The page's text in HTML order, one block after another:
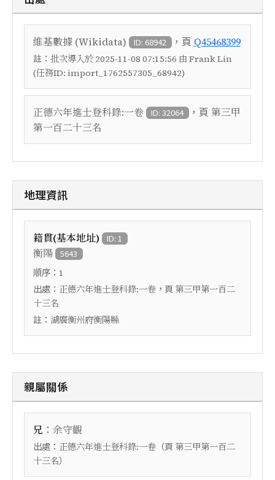
維基數據 (Wikidata) ID: 68942 ，頁 Q45468399
註： 批次導入於 2025-11-08 07:15:56 由 Frank Lin
(任務ID: import_1762557305_68942)
正德六年進士登科錄:一卷 ID: 32064 ，頁 第三甲
第一百二十三名
地理資訊
籍貫(基本地址) ID: 1
衡陽 5643
順序： 1
出處： 正德六年進士登科錄:一卷 ，頁 第三甲第一百二
十三名
註： 湖廣衡州府衡陽縣
親屬關係
兄 ： 余守觀
出處： 正德六年進士登科錄:一卷 （頁 第三甲第一百二
十三名）